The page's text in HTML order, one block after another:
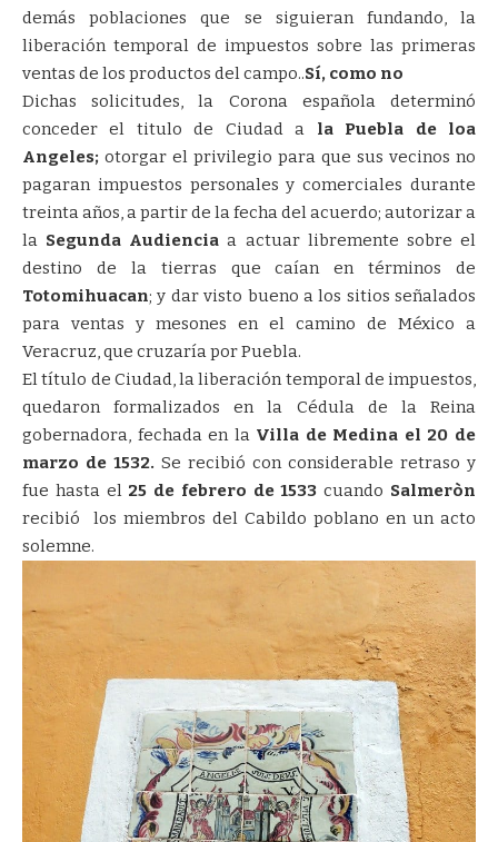
demás poblaciones que se siguieran fundando, la
liberación temporal de impuestos sobre las primeras
ventas de los productos del campo..Sí, como no
Dichas solicitudes, la Corona española determinó
conceder el titulo de Ciudad a la Puebla de loa
Angeles; otorgar el privilegio para que sus vecinos no
pagaran impuestos personales y comerciales durante
treinta años, a partir de la fecha del acuerdo; autorizar a
la Segunda Audiencia a actuar libremente sobre el
destino de la tierras que caían en términos de
Totomihuacan; y dar visto bueno a los sitios señalados
para ventas y mesones en el camino de México a
Veracruz, que cruzaría por Puebla.
El título de Ciudad, la liberación temporal de impuestos,
quedaron formalizados en la Cédula de la Reina
gobernadora, fechada en la Villa de Medina el 20 de
marzo de 1532. Se recibió con considerable retraso y
fue hasta el 25 de febrero de 1533 cuando Salmeròn
recibió los miembros del Cabildo poblano en un acto
solemne.